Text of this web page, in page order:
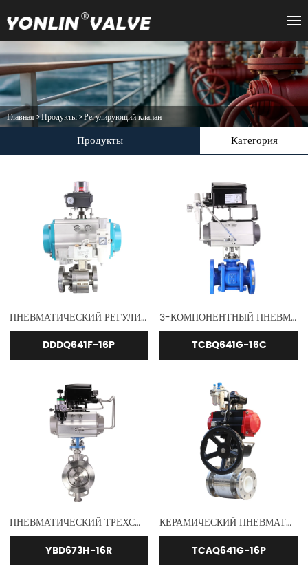
Главная>Продукты>Регулирующий клапан
Продукты Категория
ПНЕВМАТИЧЕСКИЙ РЕГУЛИРУЮЩИЙ КЛАПАН DIN
DDDQ641F-16P
3-КОМПОНЕНТНЫЙ ПНЕВМАТИЧЕСКИЙ ШАРОВОЙ КЛАПАН
TCBQ641G-16C
ПНЕВМАТИЧЕСКИЙ ТРЕХСМЕЩЕННЫЙ ПОВОРОТНЫЙ ЗАТВОР
YBD673H-16R
КЕРАМИЧЕСКИЙ ПНЕВМАТИЧЕСКИЙ ШАРОВОЙ КЛАПАН
TCAQ641G-16P